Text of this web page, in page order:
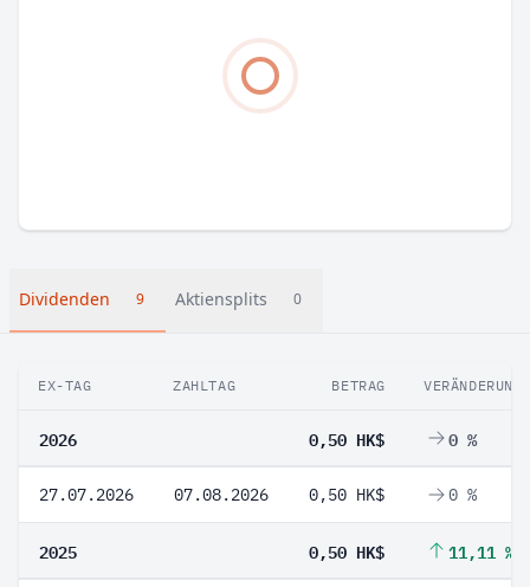
Dividenden 9 Aktiensplits 0
EX-TAG ZAHLTAG BETRAG VERÄNDERUNG
2026 0,50 HK$ 0 %
27.07.2026 07.08.2026 0,50 HK$ 0 %
2025 0,50 HK$ 11,11 %